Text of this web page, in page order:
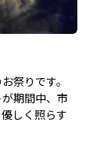
祭りです。
期間中、市
しく照らす